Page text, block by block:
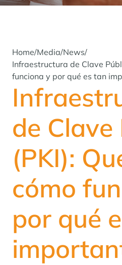
Home/Media/News/
Infraestructura de Clave
funciona y por qué es tan
de Clave
(PKI):
cómo
por qué